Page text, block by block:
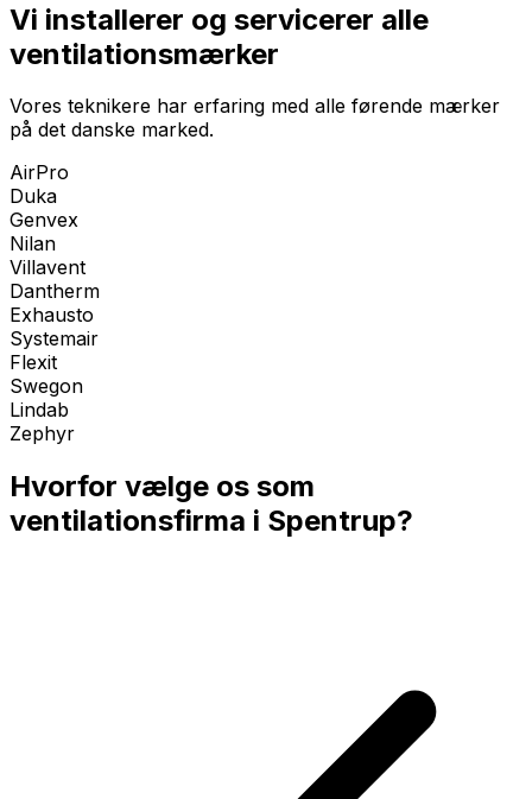
Vi installerer og servicerer alle
ventilationsmærker
Vores teknikere har erfaring med alle førende mærker
på det danske marked.
AirPro
Duka
Genvex
Nilan
Villavent
Dantherm
Exhausto
Systemair
Flexit
Swegon
Lindab
Zephyr
Hvorfor vælge os som
ventilationsfirma i Spentrup?